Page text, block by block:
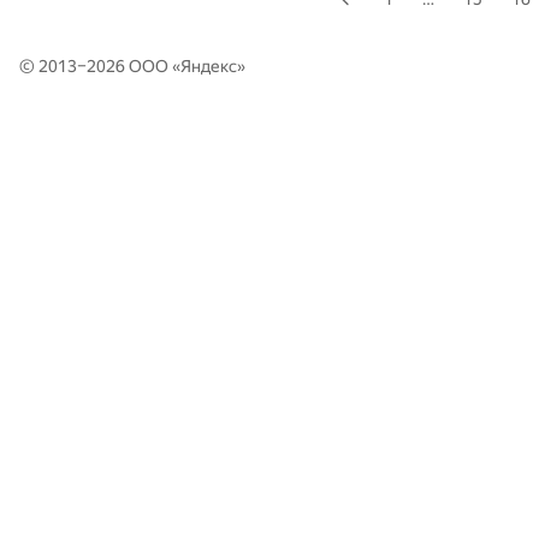
© 2013–2026 ООО «Яндекс»